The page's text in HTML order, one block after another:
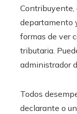
Contribuyente,
departamento
formas de ver
tributaria.
administrador
Todos
declarante o